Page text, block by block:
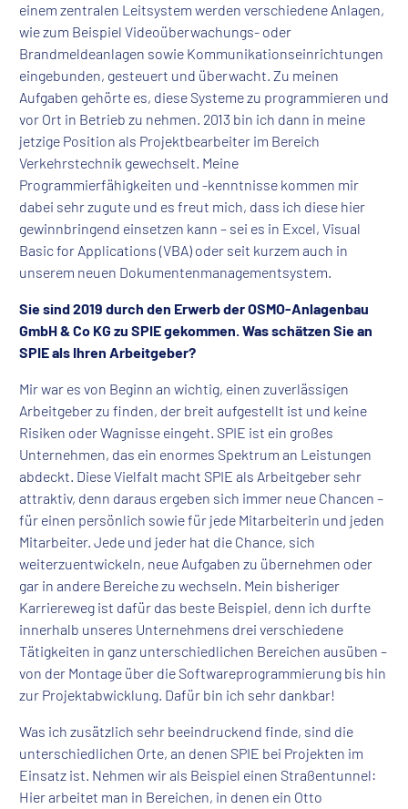
einem zentralen Leitsystem werden verschiedene Anlagen,
wie zum Beispiel Videoüberwachungs- oder
Brandmeldeanlagen sowie Kommunikationseinrichtungen
eingebunden, gesteuert und überwacht. Zu meinen
Aufgaben gehörte es, diese Systeme zu programmieren und
vor Ort in Betrieb zu nehmen. 2013 bin ich dann in meine
jetzige Position als Projektbearbeiter im Bereich
Verkehrstechnik gewechselt. Meine
Programmierfähigkeiten und -kenntnisse kommen mir
dabei sehr zugute und es freut mich, dass ich diese hier
gewinnbringend einsetzen kann – sei es in Excel, Visual
Basic for Applications (VBA) oder seit kurzem auch in
unserem neuen Dokumentenmanagementsystem.
Sie sind 2019 durch den Erwerb der OSMO-Anlagenbau
GmbH & Co KG zu SPIE gekommen. Was schätzen Sie an
SPIE als Ihren Arbeitgeber?
Mir war es von Beginn an wichtig, einen zuverlässigen
Arbeitgeber zu finden, der breit aufgestellt ist und keine
Risiken oder Wagnisse eingeht. SPIE ist ein großes
Unternehmen, das ein enormes Spektrum an Leistungen
abdeckt. Diese Vielfalt macht SPIE als Arbeitgeber sehr
attraktiv, denn daraus ergeben sich immer neue Chancen –
für einen persönlich sowie für jede Mitarbeiterin und jeden
Mitarbeiter. Jede und jeder hat die Chance, sich
weiterzuentwickeln, neue Aufgaben zu übernehmen oder
gar in andere Bereiche zu wechseln. Mein bisheriger
Karriereweg ist dafür das beste Beispiel, denn ich durfte
innerhalb unseres Unternehmens drei verschiedene
Tätigkeiten in ganz unterschiedlichen Bereichen ausüben –
von der Montage über die Softwareprogrammierung bis hin
zur Projektabwicklung. Dafür bin ich sehr dankbar!
Was ich zusätzlich sehr beeindruckend finde, sind die
unterschiedlichen Orte, an denen SPIE bei Projekten im
Einsatz ist. Nehmen wir als Beispiel einen Straßentunnel:
Hier arbeitet man in Bereichen, in denen ein Otto